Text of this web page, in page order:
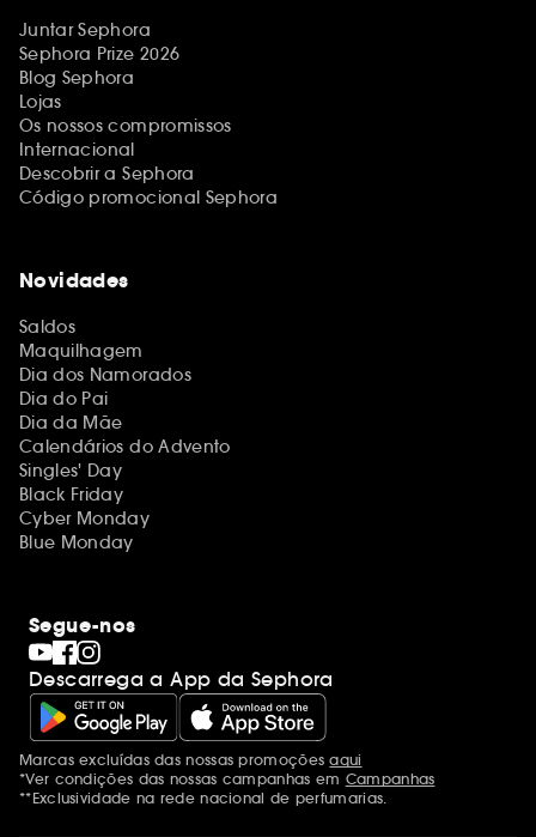
Juntar Sephora
Sephora Prize 2026
Blog Sephora
Lojas
Os nossos compromissos
Internacional
Descobrir a Sephora
Código promocional Sephora
Novidades
Saldos
Maquilhagem
Dia dos Namorados
Dia do Pai
Dia da Mãe
Calendários do Advento
Singles' Day
Black Friday
Cyber Monday
Blue Monday
Segue-nos
Descarrega a App da Sephora
Menções adicionais
Marcas excluídas das nossas promoçõesaqui
*Ver condições das nossas campanhas em Campanhas
**Exclusividade na rede nacional de perfumarias.